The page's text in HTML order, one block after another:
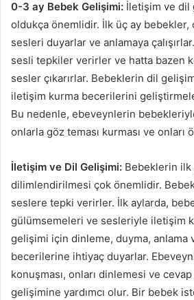
0-3 ay Bebek Gelişimi: İletişim ve dil
oldukça önemlidir. İlk üç ay
sesleri duyarlar ve anlamaya
sesli tepkiler verirler ve hatta bazen
sesler çıkarırlar. Bebeklerin dil
iletişim kurma becerilerini
Bu nedenle, ebeveynlerin
onlarla göz teması kurması ve onları
İletişim ve Dil Gelişimi: Bebeklerin ilk
dilimlendirilmesi çok önemlidir.
seslere tepki verirler. İlk aylarda,
gülümsemeleri ve sesleriyle iletişim
gelişimi için dinleme, duyma, anlama
becerilerine ihtiyaç duyarlar.
konuşması, onları dinlemesi ve
gelişimine yardımcı olur. Bir bebek